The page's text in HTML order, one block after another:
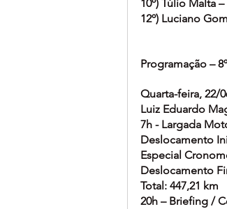
10º) Túlio Malta
12º) Luciano
Programação –
Quarta-feira, 22/
Luiz Eduardo
7h - Largada
Deslocamento
Especial
Deslocamento
Total: 447,21 km
20h – Briefing /